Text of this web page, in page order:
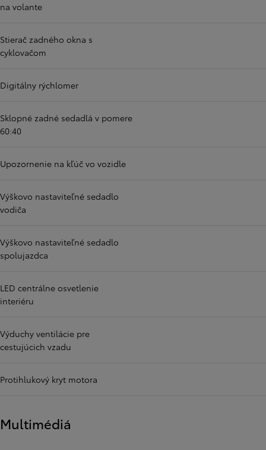
na volante
Stierač zadného okna s
cyklovačom
Digitálny rýchlomer
Sklopné zadné sedadlá v pomere
60:40
Upozornenie na kľúč vo vozidle
Výškovo nastaviteľné sedadlo
vodiča
Výškovo nastaviteľné sedadlo
spolujazdca
LED centrálne osvetlenie
interiéru
Výduchy ventilácie pre
cestujúcich vzadu
Protihlukový kryt motora
Multimédiá